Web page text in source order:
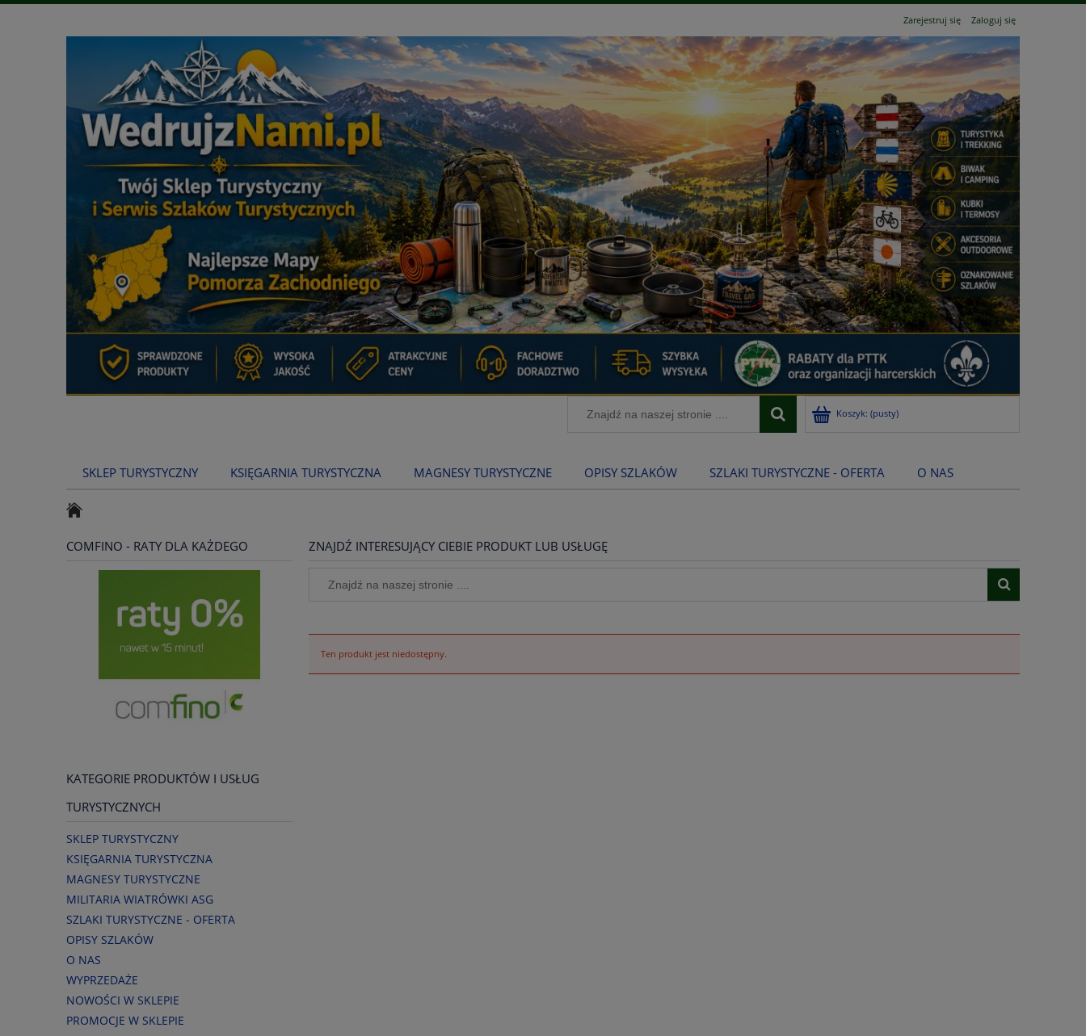
Zarejestruj się Zaloguj się
Koszyk: (pusty)
SKLEP TURYSTYCZNY KSIĘGARNIA TURYSTYCZNA MAGNESY TURYSTYCZNE OPISY SZLAKÓW SZLAKI TURYSTYCZNE - OFERTA O NAS
COMFINO - RATY DLA KAŻDEGO
KATEGORIE PRODUKTÓW I USŁUG
TURYSTYCZNYCH
SKLEP TURYSTYCZNY
KSIĘGARNIA TURYSTYCZNA
MAGNESY TURYSTYCZNE
MILITARIA WIATRÓWKI ASG
SZLAKI TURYSTYCZNE - OFERTA
OPISY SZLAKÓW
O NAS
WYPRZEDAŻE
NOWOŚCI W SKLEPIE
PROMOCJE W SKLEPIE
ZNAJDŹ INTERESUJĄCY CIEBIE PRODUKT LUB USŁUGĘ
Ten produkt jest niedostępny.